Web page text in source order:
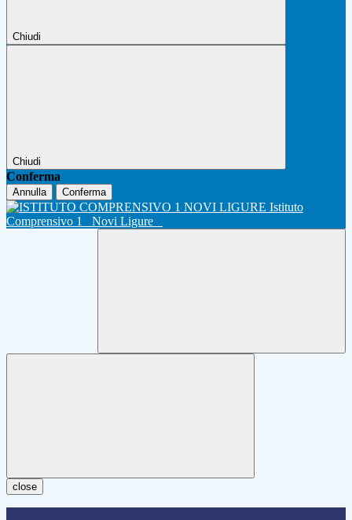
Chiudi
Chiudi
Conferma
Annulla Conferma
Istituto
Comprensivo 1
Novi Ligure
close